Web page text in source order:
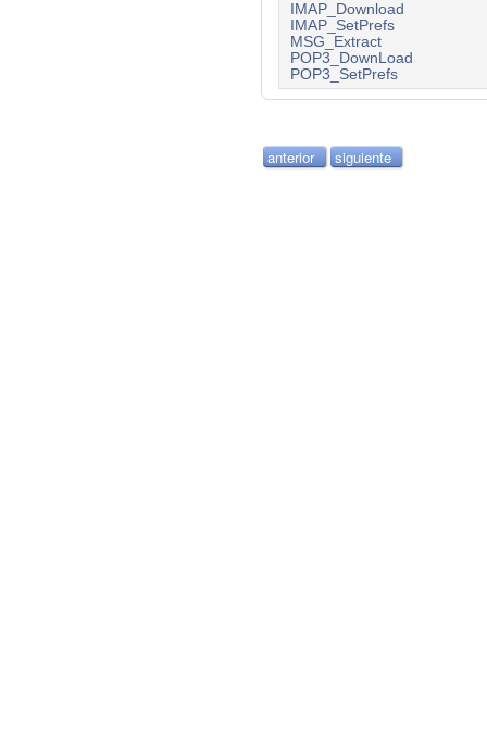
IMAP_Download
IMAP_SetPrefs
MSG_Extract
POP3_DownLoad
POP3_SetPrefs
anterior siguiente